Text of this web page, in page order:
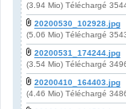
(3.94 Mio) Téléchargé
20200530_102928.jpg
(5.06 Mio) Téléchargé
20200531_174244.jpg
(3.54 Mio) Téléchargé
20200410_164403.jpg
(4.46 Mio) Téléchargé